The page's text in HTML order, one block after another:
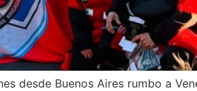
desde Buenos Aires rumbo a